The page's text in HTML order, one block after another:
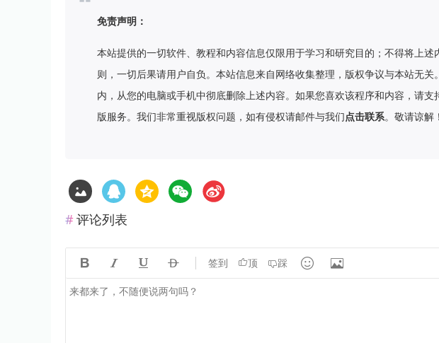
免责声明：
本站提供的一切软件、教程和内容信息仅限用于学习和研究目的；不得将上
则，一切后果请用户自负。本站信息来自网络收集整理，版权争议与本站无关
内，从您的电脑或手机中彻底删除上述内容。如果您喜欢该程序和内容，请
版服务。我们非常重视版权问题，如有侵权请邮件与我们点击联系。敬请谅解！
评论列表
    签到 顶 踩  